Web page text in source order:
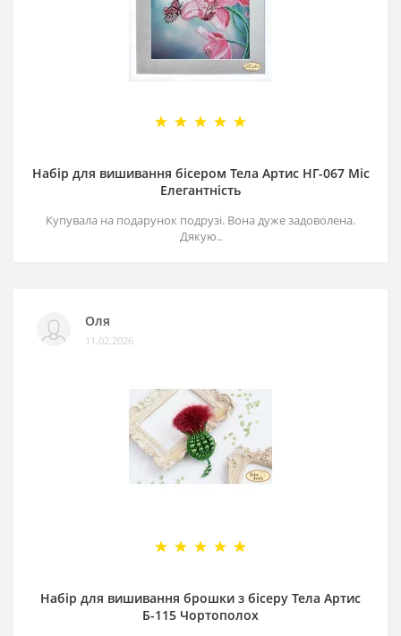
Набір для вишивання бісером Тела Артис НГ-067 Міс
Елегантність
Купувала на подарунок подрузі. Вона дуже задоволена.
Дякую..
Оля
11.02.2026
Набір для вишивання брошки з бісеру Тела Артис
Б-115 Чортополох